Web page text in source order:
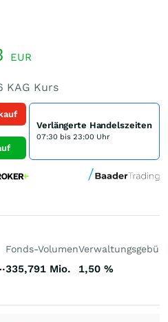
EUR
KAG Kurs
Verlängerte Handelszeiten
07:30 bis 23:00 Uhr
Fonds-Volumen
335,791 Mio. 1,50 %